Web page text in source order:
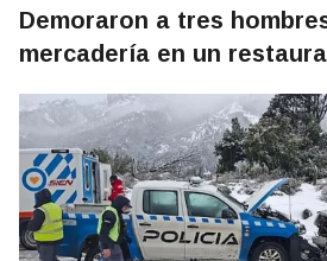
Demoraron a tres
mercadería en un